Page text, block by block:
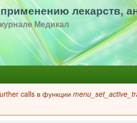
лекарств,
Медикал
calls в функции